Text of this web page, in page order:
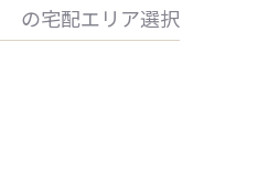
の宅配エリア選択